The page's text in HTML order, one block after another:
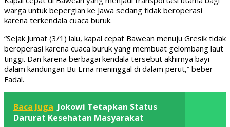
warga untuk bepergian ke Jawa sedang tidak beroperasi
karena terkendala cuaca buruk.
“Sejak Jumat (3/1) lalu, kapal cepat Bawean menuju Gresik tidak
beroperasi karena cuaca buruk yang membuat gelombang laut
tinggi. Dan karena berbagai kendala tersebut akhirnya bayi
dalam kandungan Bu Erna meninggal di dalam perut,” beber
Fadal.
Baca Juga Jokowi Tetapkan Status
Darurat Kesehatan Masyarakat